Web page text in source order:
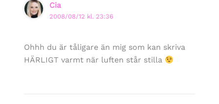
Cia
2008/08/12 kl. 23:36
Ohhh du är tåligare än mig som kan skriva
HÄRLIGT varmt när luften står stilla